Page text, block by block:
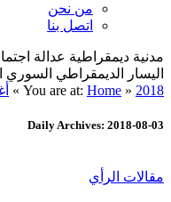
من نحن
اتصل بنا
مدنية ديمقراطية عدالة
اليسار الديمقراطي السوري العدد 1250 الأحد
You are at: Home » 2018
»
Daily Archives: 2018-08-03
مقالات الرأي